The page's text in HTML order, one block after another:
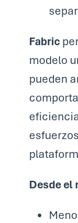
Fabric
modelo
pueden
Desde el